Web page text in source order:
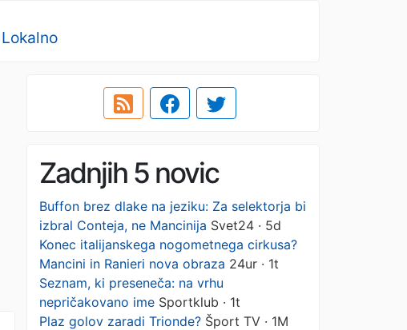
Lokalno
Zadnjih 5 novic
Buffon brez dlake na jeziku: Za selektorja bi
izbral Conteja, ne Mancinija Svet24 · 5d
Konec italijanskega nogometnega cirkusa?
Mancini in Ranieri nova obraza 24ur · 1t
Seznam, ki preseneča: na vrhu
nepričakovano ime Sportklub · 1t
Plaz golov zaradi Trionde? Šport TV · 1M